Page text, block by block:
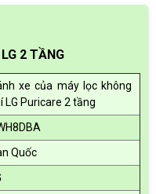
2 TẦNG
xe của máy lọc không
LG Puricare 2 tầng
Quốc